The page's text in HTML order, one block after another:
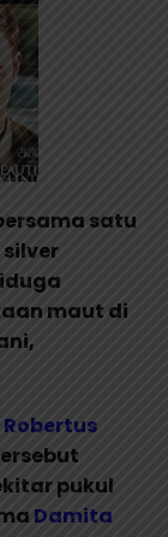
satu
maut di
Robertus
pukul
Damita